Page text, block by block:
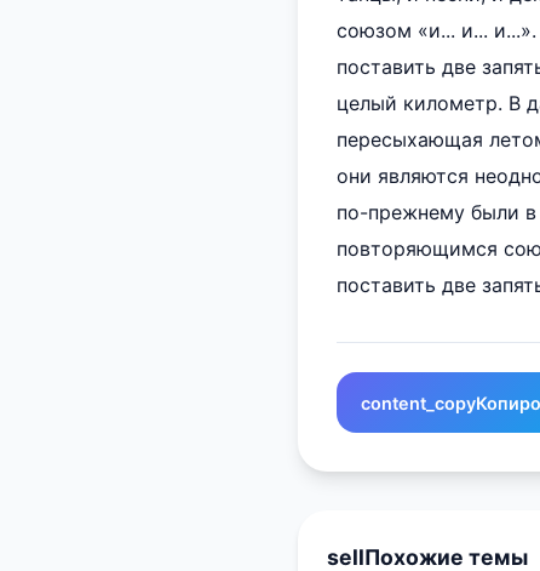
союзом «и... и...
поставить две
целый километр. В
пересыхающая
они являются
по-прежнему были
повторяющимся
поставить две
content_copy
sellПохожие темы